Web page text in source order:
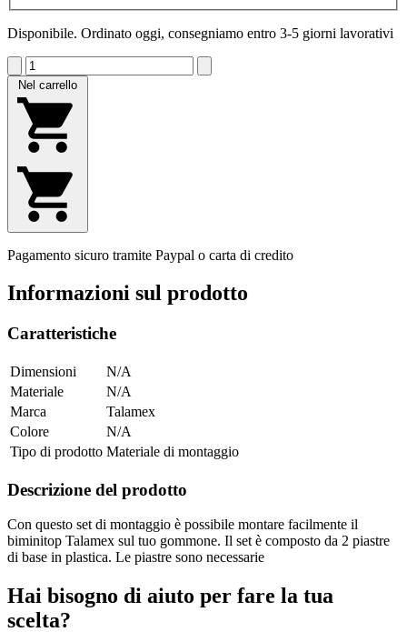
Disponibile. Ordinato oggi, consegniamo entro 3-5 giorni lavorativi
Nel carrello
Pagamento sicuro tramite Paypal o carta di credito
Informazioni sul prodotto
Caratteristiche
Dimensioni
N/A
Materiale
N/A
Marca
Talamex
Colore
N/A
Tipo di prodotto Materiale di montaggio
Descrizione del prodotto
Con questo set di montaggio è possibile montare facilmente il
biminitop Talamex sul tuo gommone. Il set è composto da 2 piastre
di base in plastica. Le piastre sono necessarie
Hai bisogno di aiuto per fare la tua
scelta?